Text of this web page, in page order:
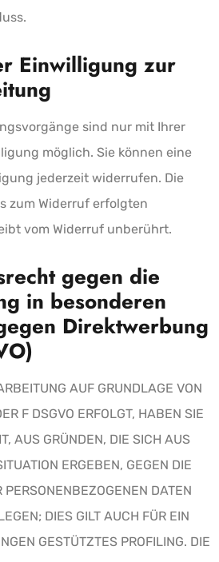
Einwilligung zur
sind nur mit Ihrer
möglich. Sie können eine
jederzeit widerrufen. Die
zum Widerruf erfolgten
vom Widerruf unberührt.
gegen die
in besonderen
Direktwerbung
AUF GRUNDLAGE VON
F DSGVO ERFOLGT, HABEN SIE
AUS GRÜNDEN, DIE SICH AUS
ERGEBEN, GEGEN DIE
PERSONENBEZOGENEN DATEN
DIES GILT AUCH FÜR EIN
GESTÜTZTES PROFILING. DIE